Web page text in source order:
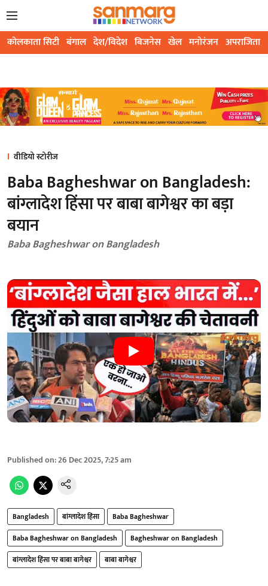
कोलकाता सिटी बंगाल देश/विदेश बिजनेस खेल मनोरंजन अपराजिता
वीडियो स्टोरीज
Baba Bagheshwar on Bangladesh:
बांग्लादेश हिंसा पर बाबा बागेश्वर का बड़ा
बयान
Baba Bagheshwar on Bangladesh
Published on:26 Dec 2025, 7:25 am
Bangladesh बांग्लादेश हिंसा
Baba Bagheshwar
Baba Bagheshwar on Bangladesh
Bagheshwar on Bangladesh
बांग्लादेश हिंसा पर बाबा बागेश्वर
बाबा बागेश्वर